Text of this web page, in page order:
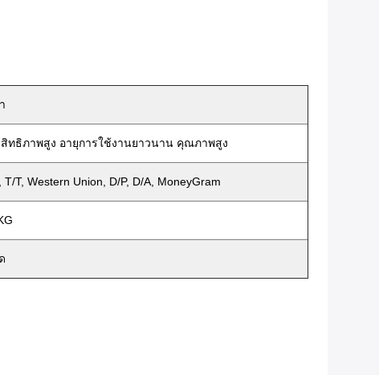
ทธิภาพสูง อายุการใช้งานยาวนาน คุณภาพสูง
T/T, Western Union, D/P, D/A, MoneyGram